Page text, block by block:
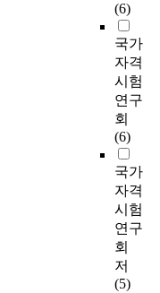
(6)
국가
자격
시험
연구
회
(6)
국가
자격
시험
연구
회
저
(5)